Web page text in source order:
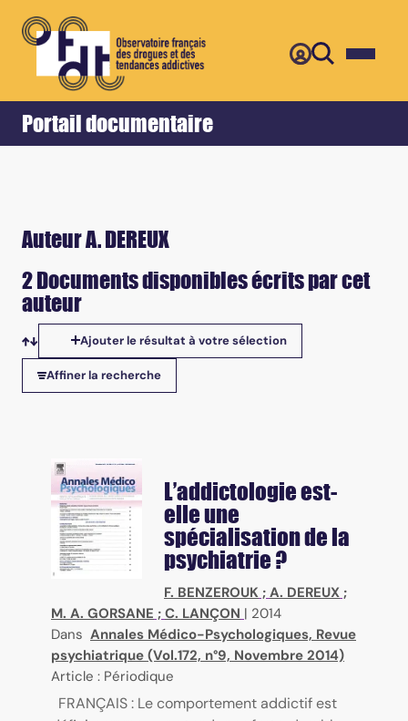
Portail documentaire
Accueil Retour
Auteur A. DEREUX
2 Documents disponibles écrits par cet
auteur
Tris disponibles
Ajouter le résultat à votre sélection
Affiner la recherche
L’addictologie est-
elle une
spécialisation de la
psychiatrie ?
F. BENZEROUK ; A. DEREUX ;
M. A. GORSANE ; C. LANÇON | 2014
Dans Annales Médico-Psychologiques, Revue
psychiatrique (Vol.172, n°9, Novembre 2014)
Article : Périodique
FRANÇAIS : Le comportement addictif est